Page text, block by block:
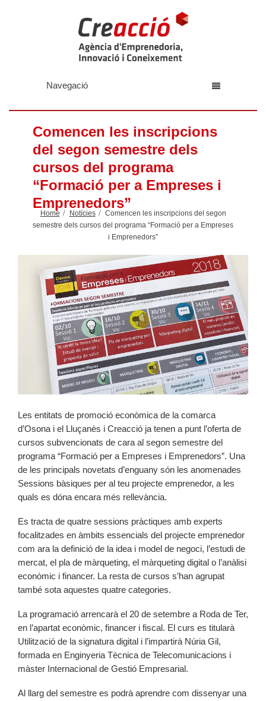
Navegació
Comencen les inscripcions
del segon semestre dels
cursos del programa
“Formació per a Empreses i
Emprenedors”
Home Notícies
Comencen les inscripcions del segon
semestre dels cursos del programa “Formació per a Empreses
i Emprenedors”
Les entitats de promoció econòmica de la comarca
d’Osona i el Lluçanès i Creacció ja tenen a punt l’oferta de
cursos subvencionats de cara al segon semestre del
programa “Formació per a Empreses i Emprenedors”. Una
de les principals novetats d’enguany són les anomenades
Sessions bàsiques per al teu projecte emprenedor, a les
quals es dóna encara més rellevància.
Es tracta de quatre sessions pràctiques amb experts
focalitzades en àmbits essencials del projecte emprenedor
com ara la definició de la idea i model de negoci, l’estudi de
mercat, el pla de màrqueting, el màrqueting digital o l’anàlisi
econòmic i financer. La resta de cursos s’han agrupat
també sota aquestes quatre categories.
La programació arrencarà el 20 de setembre a Roda de Ter,
en l’apartat econòmic, financer i fiscal. El curs es titularà
Utilització de la signatura digital i l’impartirà Núria Gil,
formada en Enginyeria Tècnica de Telecomunicacions i
màster Internacional de Gestió Empresarial.
Al llarg del semestre es podrà aprendre com dissenyar una